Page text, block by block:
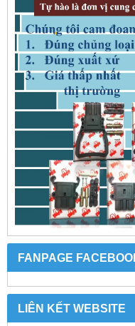
FANPAGE
LIÊN KẾT WEBSITE